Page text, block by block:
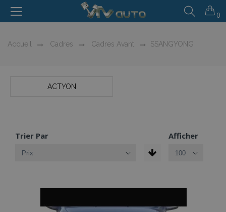
0
Accueil Cadres Cadres Avant SSANGYONG
ACTYON
Trier Par Afficher